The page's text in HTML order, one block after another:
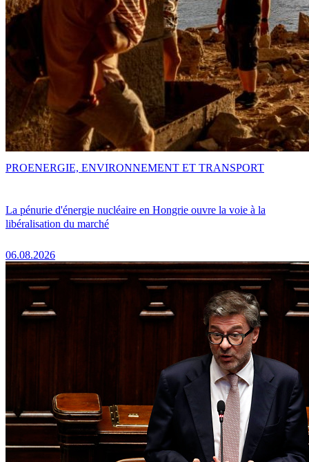
La pénurie d'énergie nucléaire en Hongrie ouvre la voie à la
libéralisation du marché
06.08.2026
PROENERGIE, ENVIRONNEMENT ET TRANSPORT